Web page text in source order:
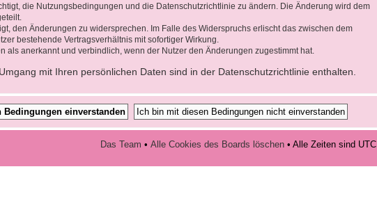
die Nutzungsbedingungen und die Datenschutzrichtlinie zu ändern. Die Änderung wird dem
den Änderungen zu widersprechen. Im Falle des Widerspruchs erlischt das zwischen dem
bestehende Vertragsverhältnis mit sofortiger Wirkung.
als anerkannt und verbindlich, wenn der Nutzer den Änderungen zugestimmt hat.
mit Ihren persönlichen Daten sind in der Datenschutzrichtlinie enthalten.
Das Team • Alle Cookies des Boards löschen• Alle Zeiten sind UTC